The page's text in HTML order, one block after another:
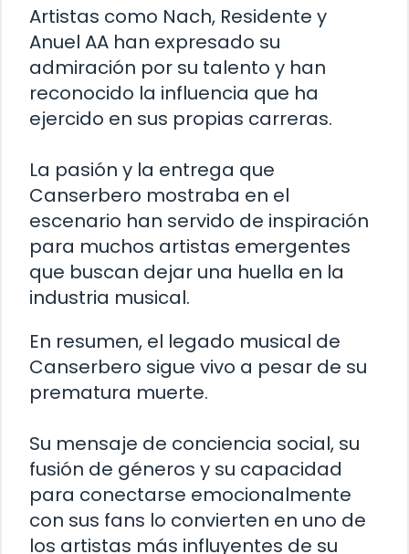
Artistas como Nach, Residente y
Anuel AA han expresado su
admiración por su talento y han
reconocido la influencia que ha
ejercido en sus propias carreras.
La pasión y la entrega que
Canserbero mostraba en el
escenario han servido de inspiración
para muchos artistas emergentes
que buscan dejar una huella en la
industria musical.
En resumen, el legado musical de
Canserbero sigue vivo a pesar de su
prematura muerte.
Su mensaje de conciencia social, su
fusión de géneros y su capacidad
para conectarse emocionalmente
con sus fans lo convierten en uno de
los artistas más influyentes de su